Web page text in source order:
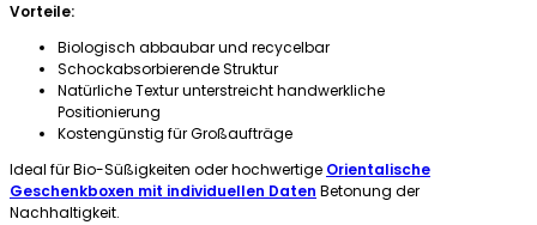
Vorteile:
Biologisch abbaubar und recycelbar
Schockabsorbierende Struktur
Natürliche Textur unterstreicht handwerkliche
Positionierung
Kostengünstig für Großaufträge
Ideal für Bio-Süßigkeiten oder hochwertige Orientalische
Geschenkboxen mit individuellen Daten Betonung der
Nachhaltigkeit.